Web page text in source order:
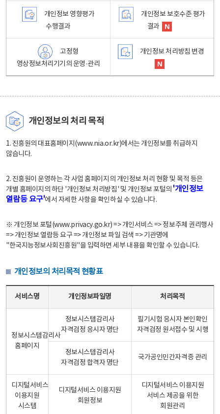
개인정보 영향평가
수행결과
개인정보 보호수준 평가
결과
고정형
영상정보처리기기의 운영·관리
개인정보 처리방침 변경
개인정보의 처리 목적
1. 진흥원의 대표홈페이지(www.nia.or.kr)에서는 개인정보를 취급하지
않습니다.
2. 진흥원이 운영하는 각 사업 홈페이지의 개인정보 처리 현황 및 목적 등은
개별 홈페이지의 하단 '개인정보 처리방침' 및 개인정보 포털의 '개인정보
열람등 요구'에서 자세한 사항을 확인하실 수 있습니다.
※ 개인정보 포털(www.privacy.go.kr) => 개인서비스 => 정보주체 권리행사
=> 개인정보 열람등 요구 => 개인정보 파일 검색 => 기관명에
"한국지능정보사회진흥원"을 입력하면 세부 내용을 확인할 수 있습니다.
개인정보의 처리목적 현황표
서비스명 개인정보파일명 처리목적
정보시스템감리사
홈페이지
정보시스템감리사
자격검정 응시자 명단
필기시험 응시자 본인확인
자격검정 원서접수 및 시행
정보시스템감리사
자격검정 합격자 명단
국가공인민간자격증 관리
디지털서비스
이용지원
시스템
디지털서비스 이용지원
회원정보
디지털서비스 이용지원
서비스 제공을 위한
회원관리